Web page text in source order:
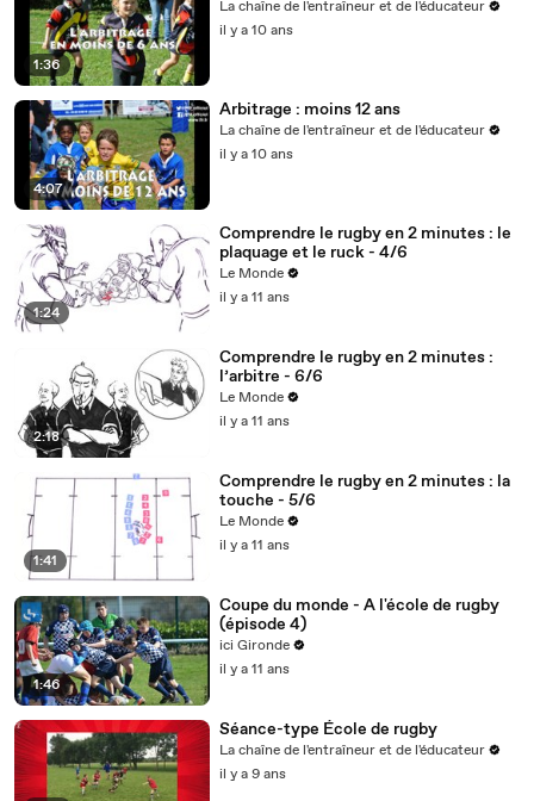
1:36
La chaîne de l'entraîneur et de l'éducateur
il y a 10 ans
4:07
Arbitrage : moins 12 ans
La chaîne de l'entraîneur et de l'éducateur
il y a 10 ans
1:24
Comprendre le rugby en 2 minutes : le
plaquage et le ruck - 4/6
Le Monde
il y a 11 ans
2:18
Comprendre le rugby en 2 minutes :
l’arbitre - 6/6
Le Monde
il y a 11 ans
1:41
Comprendre le rugby en 2 minutes : la
touche - 5/6
Le Monde
il y a 11 ans
1:46
Coupe du monde - A l'école de rugby
(épisode 4)
ici Gironde
il y a 11 ans
Séance-type École de rugby
La chaîne de l'entraîneur et de l'éducateur
il y a 9 ans